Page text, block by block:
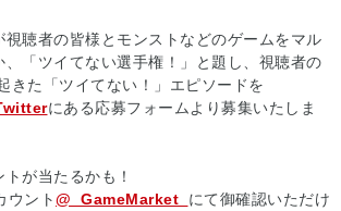
聴者の皆様とモンストなどのゲームをマル
「ツイてない選手権！」と題し、視聴者の
きた「ツイてない！」エピソードを
にある応募フォームより募集いたしま
が当たるかも！
ウント@_GameMarket_ にて御確認いただけ